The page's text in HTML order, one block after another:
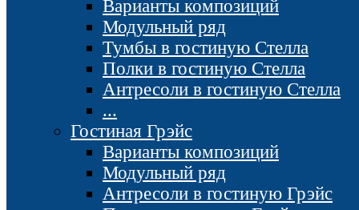
Варианты композиций
Модульный ряд
Тумбы в гостиную Стелла
Полки в гостиную Стелла
Антресоли в гостиную Стелла
...
Гостиная Грэйс
Варианты композиций
Модульный ряд
Антресоли в гостиную Грэйс